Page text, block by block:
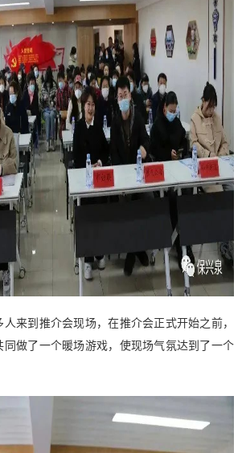
来到推介会现场，在推介会正式开始之前，
同做了一个暖场游戏，使现场气氛达到了一个